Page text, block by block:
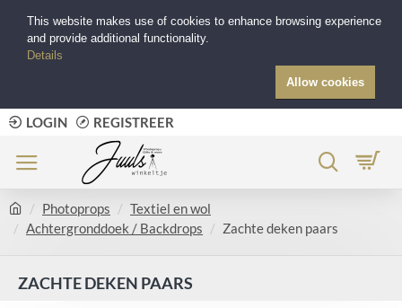
LOGIN REGISTREER
Photoprops
Textiel en wol
Achtergronddoek / Backdrops
Zachte deken paars
ZACHTE DEKEN PAARS
This website makes use of cookies to enhance browsing experience
and provide additional functionality.
Details
Allow cookies